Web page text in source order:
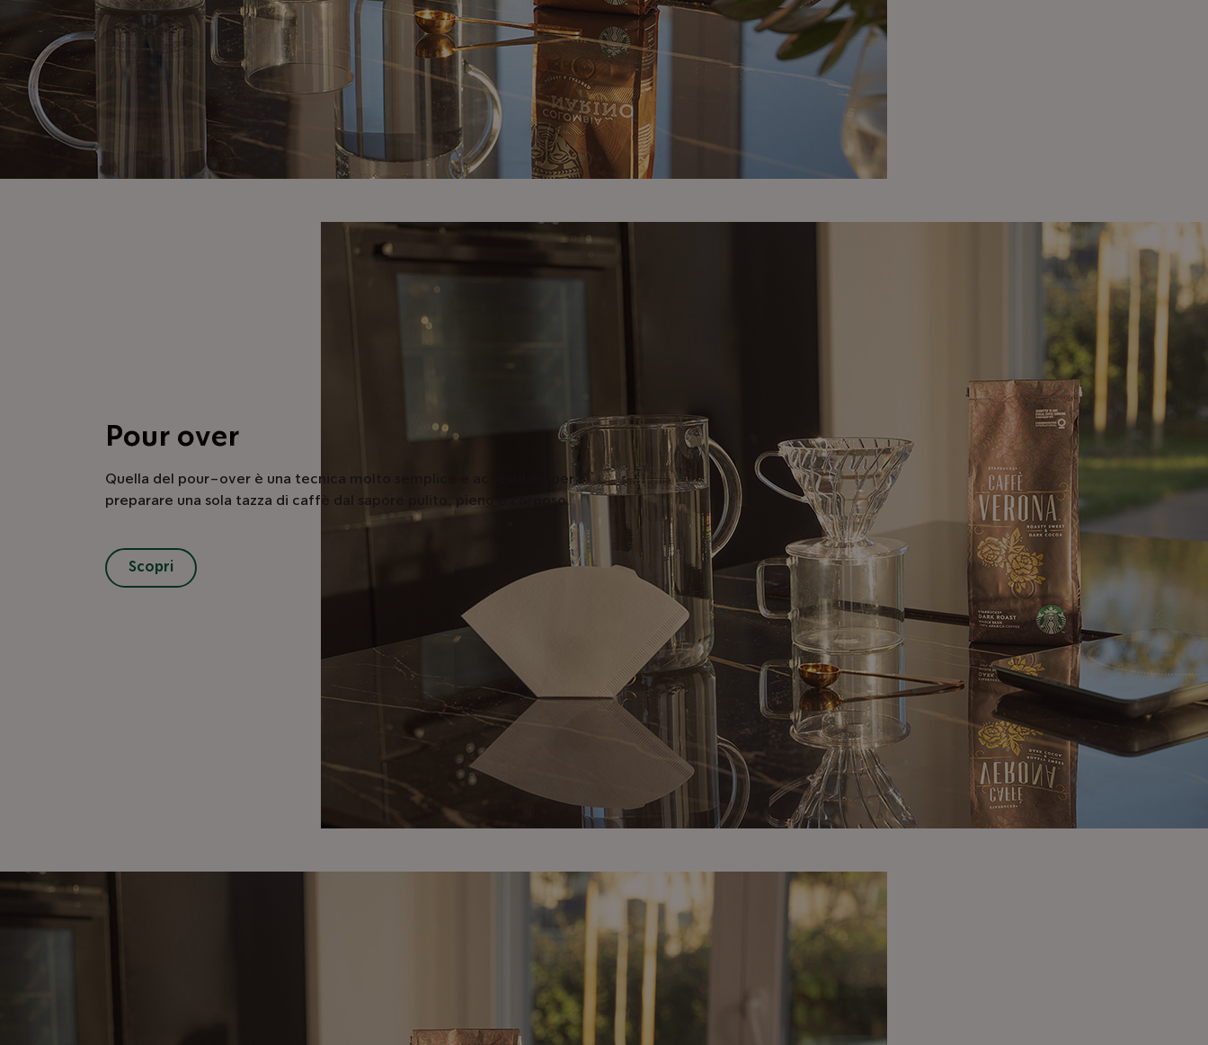
Pour over
Quella del pour-over è una tecnica molto semplice e accessibile per
preparare una sola tazza di caffè dal sapore pulito, pieno e corposo.
Scopri